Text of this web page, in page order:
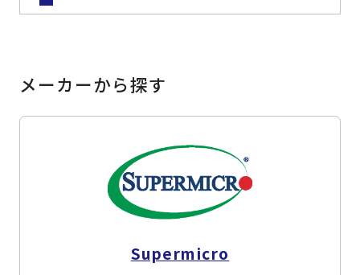
メーカーから探す
Supermicro